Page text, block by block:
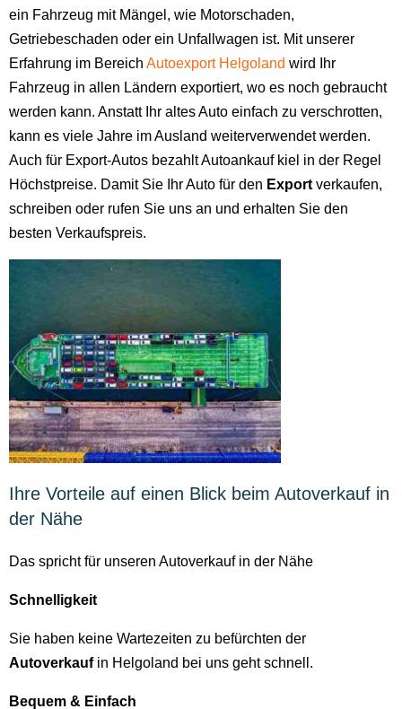
ein Fahrzeug mit Mängel, wie Motorschaden,
Getriebeschaden oder ein Unfallwagen ist. Mit unserer
Erfahrung im Bereich Autoexport Helgoland wird Ihr
Fahrzeug in allen Ländern exportiert, wo es noch gebraucht
werden kann. Anstatt Ihr altes Auto einfach zu verschrotten,
kann es viele Jahre im Ausland weiterverwendet werden.
Auch für Export-Autos bezahlt Autoankauf kiel in der Regel
Höchstpreise. Damit Sie Ihr Auto für den Export verkaufen,
schreiben oder rufen Sie uns an und erhalten Sie den
besten Verkaufspreis.
Ihre Vorteile auf einen Blick beim Autoverkauf in
der Nähe
Das spricht für unseren Autoverkauf in der Nähe
Schnelligkeit
Sie haben keine Wartezeiten zu befürchten der
Autoverkaufin Helgoland bei uns geht schnell.
Bequem & Einfach